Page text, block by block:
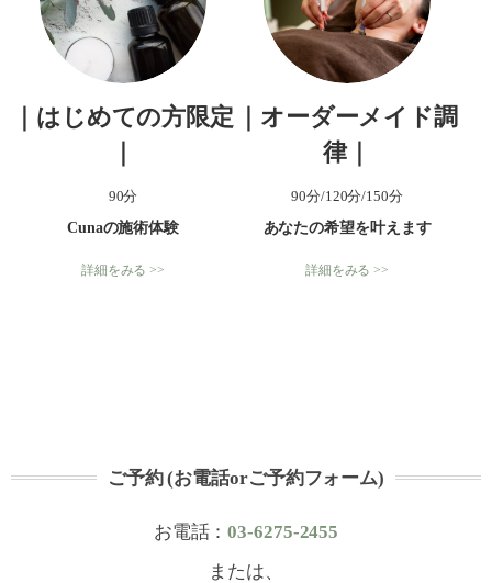
｜はじめての方限定
90分
Cunaの施術体験
詳細をみる >>
｜オーダーメイド調
律｜
90分/120分/150分
あなたの希望を叶えます
詳細をみる >>
ご予約 (お電話orご予約フォーム)
お電話：03-6275-2455
または、